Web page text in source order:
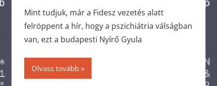
Mint tudjuk, már a Fidesz vezetés alatt
felröppent a hír, hogy a pszichiátria válságban
van, ezt a budapesti Nyírő Gyula
Olvass tovább